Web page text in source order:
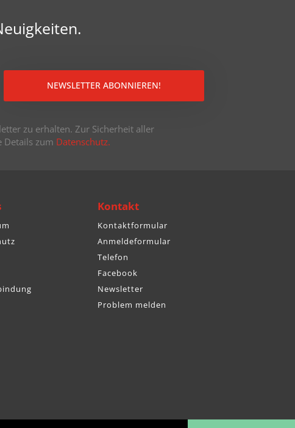
NEWSLETTER ABONNIEREN!
zu erhalten. Zur Sicherheit aller
Details zum Datenschutz.
Kontakt
Kontaktformular
Anmeldeformular
Telefon
Facebook
Newsletter
Problem melden